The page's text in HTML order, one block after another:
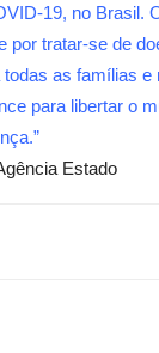
19, no Brasil.
por tratar-se de
as famílias e
para libertar o
Estado